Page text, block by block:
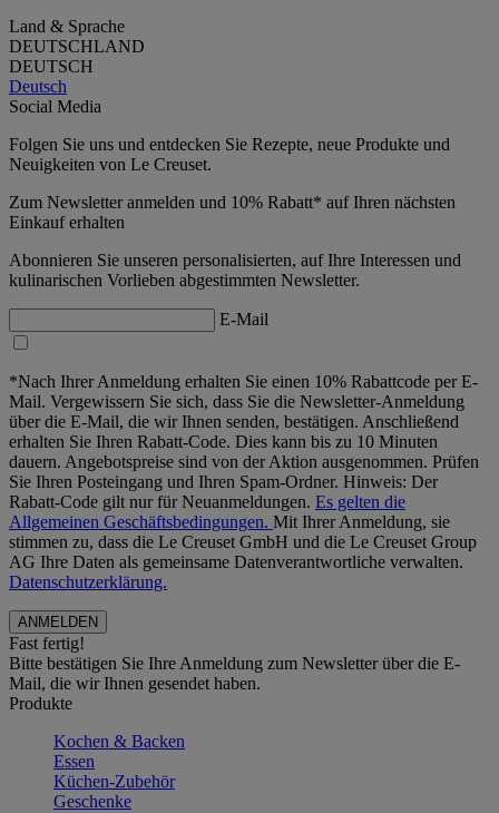
Land & Sprache
DEUTSCHLAND
DEUTSCH
Deutsch
Social Media
Folgen Sie uns und entdecken Sie Rezepte, neue Produkte und
Neuigkeiten von Le Creuset.
Zum Newsletter anmelden und 10% Rabatt* auf Ihren nächsten
Einkauf erhalten
Abonnieren Sie unseren personalisierten, auf Ihre Interessen und
kulinarischen Vorlieben abgestimmten Newsletter.
E-Mail
*Nach Ihrer Anmeldung erhalten Sie einen 10% Rabattcode per E-
Mail. Vergewissern Sie sich, dass Sie die Newsletter-Anmeldung
über die E-Mail, die wir Ihnen senden, bestätigen. Anschließend
erhalten Sie Ihren Rabatt-Code. Dies kann bis zu 10 Minuten
dauern. Angebotspreise sind von der Aktion ausgenommen. Prüfen
Sie Ihren Posteingang und Ihren Spam-Ordner. Hinweis: Der
Rabatt-Code gilt nur für Neuanmeldungen. Es gelten die
Allgemeinen Geschäftsbedingungen. Mit Ihrer Anmeldung, sie
stimmen zu, dass die Le Creuset GmbH und die Le Creuset Group
AG Ihre Daten als gemeinsame Datenverantwortliche verwalten.
Datenschutzerklärung.
Fast fertig!
Bitte bestätigen Sie Ihre Anmeldung zum Newsletter über die E-
Mail, die wir Ihnen gesendet haben.
Produkte
Kochen & Backen
Essen
Küchen-Zubehör
Geschenke